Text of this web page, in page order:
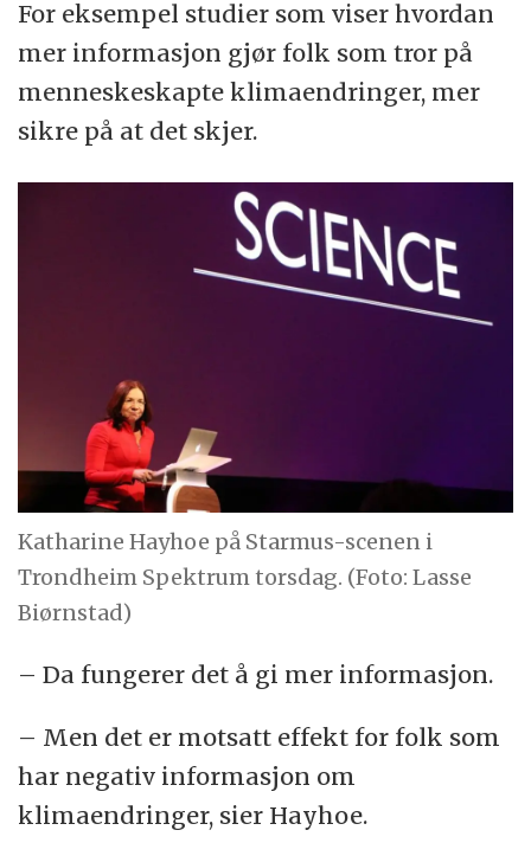
For eksempel studier som viser hvordan
mer informasjon gjør folk som tror på
menneskeskapte klimaendringer, mer
sikre på at det skjer.
Katharine Hayhoe på Starmus-scenen i
Trondheim Spektrum torsdag. (Foto: Lasse
Biørnstad)
– Da fungerer det å gi mer informasjon.
– Men det er motsatt effekt for folk som
har negativ informasjon om
klimaendringer, sier Hayhoe.